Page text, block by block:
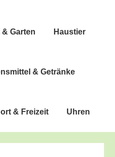
& Garten Haus­tier
& Getränke
& Freizeit Uhren